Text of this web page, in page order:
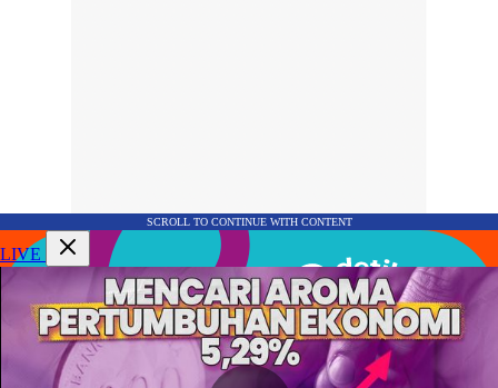
SCROLL TO CONTINUE WITH CONTENT
LIVE